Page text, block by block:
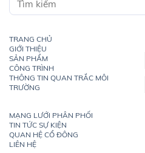
TRANG CHỦ
GIỚI THIỆU
SẢN PHẨM
CÔNG TRÌNH
THÔNG TIN QUAN TRẮC MÔI
TRƯỜNG
MẠNG LƯỚI PHÂN PHỐI
TIN TỨC SỰ KIỆN
QUAN HỆ CỔ ĐÔNG
LIÊN HỆ